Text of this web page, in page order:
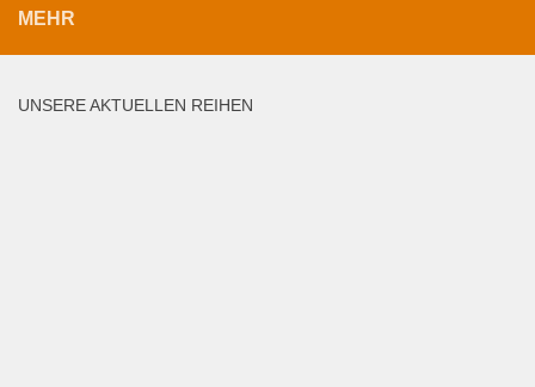
MEHR
UNSERE AKTUELLEN REIHEN